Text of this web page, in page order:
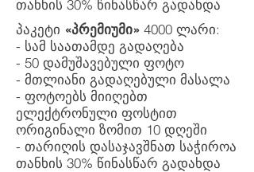
თანხის 30% წინასწარ გადახდა
პაკეტი «პრემიუმი» 4000 ლარი:
- სამ საათამდე გადაღება
- 50 დამუშავებული ფოტო
- მთლიანი გადაღებული მასალა
- ფოტოებს მიიღებთ
ელექტრონული ფოსტით
ორიგინალი ზომით 10 დღეში
- თარიღის დასაჯავშნათ საჭიროა
თანხის 30% წინასწარ გადახდა